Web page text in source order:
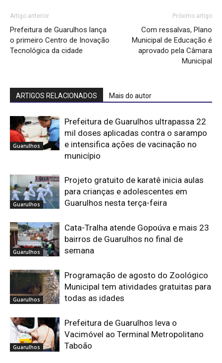
Artigo anterior
Prefeitura de Guarulhos lança
o primeiro Centro de Inovação
Tecnológica da cidade
Próximo artigo
Com ressalvas, Plano
Municipal de Educação é
aprovado pela Câmara
Municipal
ARTIGOS RELACIONADOS Mais do autor
Guarulhos
Prefeitura de Guarulhos ultrapassa 22
mil doses aplicadas contra o sarampo
e intensifica ações de vacinação no
município
Guarulhos
Projeto gratuito de karatê inicia aulas
para crianças e adolescentes em
Guarulhos nesta terça-feira
Guarulhos
Cata-Tralha atende Gopoúva e mais 23
bairros de Guarulhos no final de
semana
Guarulhos
Programação de agosto do Zoológico
Municipal tem atividades gratuitas para
todas as idades
Guarulhos
Prefeitura de Guarulhos leva o
Vacimóvel ao Terminal Metropolitano
Taboão